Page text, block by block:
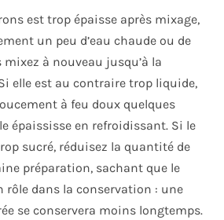
est trop épaisse après mixage,
un peu d’eau chaude ou de
à nouveau jusqu’à la
elle est au contraire trop liquide,
à feu doux quelques
épaississe en refroidissant. Si le
sucré, réduisez la quantité de
préparation, sachant que le
rôle dans la conservation : une
se conservera moins longtemps.